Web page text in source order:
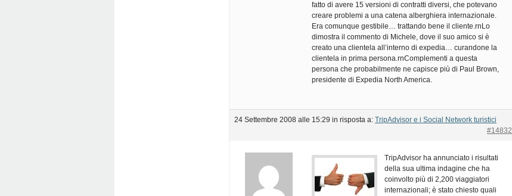
fatto di avere 15 versioni di contratti diversi, che potevano
creare problemi a una catena alberghiera internazionale.
Era comunque gestibile… trattando bene il cliente.rnLo
dimostra il commento di Michele, dove il suo amico si è
creato una clientela all’interno di expedia… curandone la
clientela in prima persona.rnComplementi a questa
persona che probabilmente ne capisce più di Paul Brown,
presidente di Expedia North America.
24 Settembre 2008 alle 15:29 in risposta a: TripAdvisor e i Social Network turistici
#14832
TripAdvisor ha annunciato i risultati
della sua ultima indagine che ha
coinvolto più di 2,200 viaggiatori
internazionali; è stato chiesto quali